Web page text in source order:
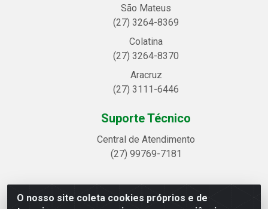
O nosso site coleta cookies próprios e de
São Mateus
(27) 3264-8369
Colatina
(27) 3264-8370
Aracruz
(27) 3111-6446
Suporte Técnico
Central de Atendimento
(27) 99769-7181
Linhavix Distribuidora LTDA - Avenida Alegre, 2521 -